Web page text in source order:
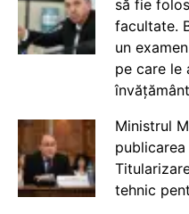
să fie
facultate.
un
pe care le
Ministrul
tehnic